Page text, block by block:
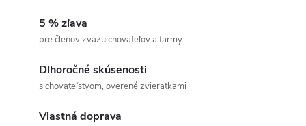
5 % zľava
pre členov zväzu chovateľov a farmy
Dlhoročné skúsenosti
s chovateľstvom, overené zvieratkami
Vlastná doprava